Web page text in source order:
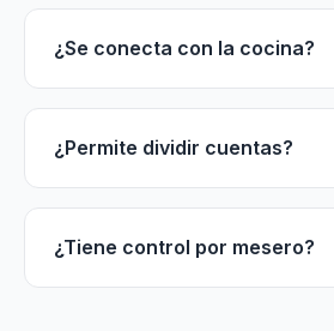
¿Se conecta con la cocina?
¿Permite dividir cuentas?
¿Tiene control por mesero?